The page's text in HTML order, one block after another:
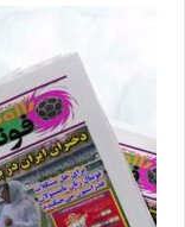
مدیرفنی را هم آغاز
اما حواشی جنجالی
و او بعد از انتخاب
اعلام کرد. حالا
دسته‌جمعی بازیکنان
به تغییر نسل موفق،